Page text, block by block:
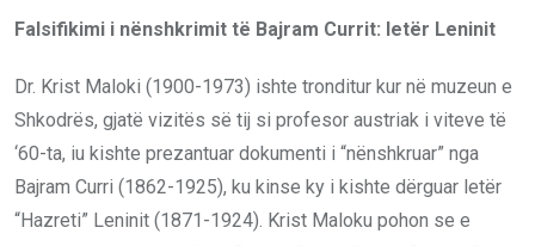
Falsifikimi i nënshkrimit të Bajram Currit: letër Leninit
Dr. Krist Maloki (1900-1973) ishte tronditur kur në muzeun e
Shkodrës, gjatë vizitës së tij si profesor austriak i viteve të
‘60-ta, iu kishte prezantuar dokumenti i “nënshkruar” nga
Bajram Curri (1862-1925), ku kinse ky i kishte dërguar letër
“Hazreti” Leninit (1871-1924). Krist Maloku pohon se e